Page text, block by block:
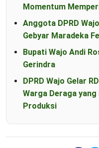
Momentum
Anggota DPRD
Gebyar Maradeka
Bupati Wajo Andi
Gerindra
DPRD Wajo Gelar
Warga Deraga
Produksi